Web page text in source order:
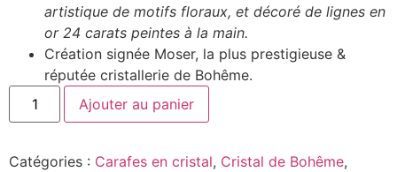
artistique de motifs floraux, et décoré de lignes en
or 24 carats peintes à la main.
Création signée Moser, la plus prestigieuse &
réputée cristallerie de Bohême.
Ajouter au panier
Catégories : Carafes en cristal, Cristal de Bohême,